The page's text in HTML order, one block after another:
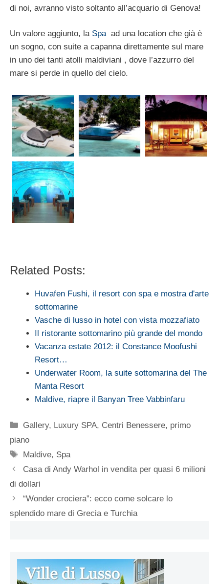
di noi, avranno visto soltanto all’acquario di Genova!
Un valore aggiunto, la Spaad una location che già è
un sogno, con suite a capanna direttamente sul mare
in uno dei tanti atolli maldiviani , dove l’azzurro del
mare si perde in quello del cielo.
Related Posts:
Huvafen Fushi, il resort con spa e mostra d'arte
sottomarine
Vasche di lusso in hotel con vista mozzafiato
Il ristorante sottomarino più grande del mondo
Vacanza estate 2012: il Constance Moofushi
Resort…
Underwater Room, la suite sottomarina del The
Manta Resort
Maldive, riapre il Banyan Tree Vabbinfaru
Categorie
Gallery, Luxury SPA, Centri Benessere, primo
piano
Tag
Maldive, Spa
Casa di Andy Warhol in vendita per quasi 6 milioni
di dollari
“Wonder crociera”: ecco come solcare lo
splendido mare di Grecia e Turchia